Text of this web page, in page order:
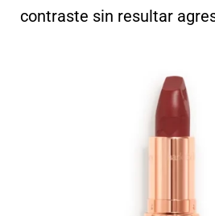
contraste sin resultar